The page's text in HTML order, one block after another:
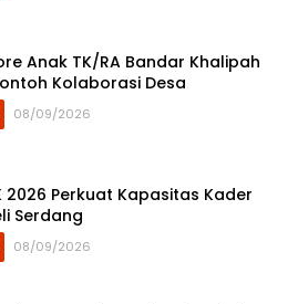
Anak TK/RA Bandar Khalipah
Kolaborasi Desa
08/09/2026
2026 Perkuat Kapasitas Kader
Serdang
08/09/2026